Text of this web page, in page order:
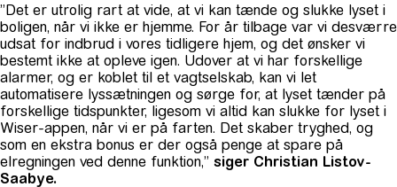
”Det er utrolig rart at vide, at vi kan tænde og slukke lyset i
boligen, når vi ikke er hjemme. For år tilbage var vi desværre
udsat for indbrud i vores tidligere hjem, og det ønsker vi
bestemt ikke at opleve igen. Udover at vi har forskellige
alarmer, og er koblet til et vagtselskab, kan vi let
automatisere lyssætningen og sørge for, at lyset tænder på
forskellige tidspunkter, ligesom vi altid kan slukke for lyset i
Wiser-appen, når vi er på farten. Det skaber tryghed, og
som en ekstra bonus er der også penge at spare på
elregningen ved denne funktion,” siger Christian Listov-
Saabye.